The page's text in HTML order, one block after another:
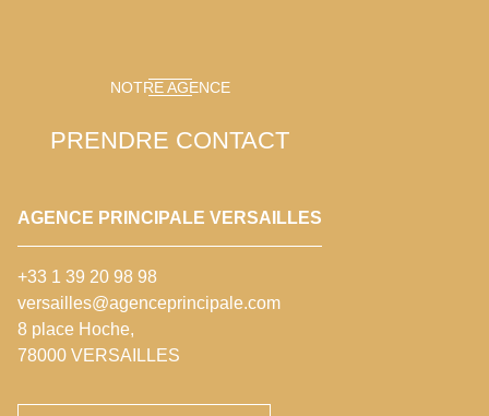
NOTRE AGENCE
PRENDRE CONTACT
AGENCE PRINCIPALE VERSAILLES
+33 1 39 20 98 98
versailles@agenceprincipale.com
8 place Hoche,
78000 VERSAILLES